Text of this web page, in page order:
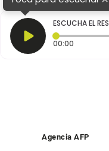
ESCUCHA EL
00:00 Tiempo
Agencia AFP